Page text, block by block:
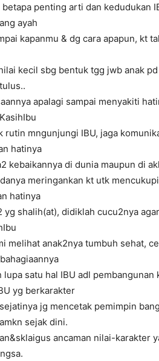
penting arti dan kedudukan
ayah
kapanmu & dg cara apapun, kt
kecil sbg bentuk tgg jwb anak
apalagi sampai menyakiti
rutin mngunjungi IBU, jaga
hatinya
kebaikannya di dunia maupun di
meringankan kt utk
hatinya
yg shalih(at), didiklah cucu2nya
melihat anak2nya tumbuh sehat,
satu hal IBU adl pembangunan
yg berkarakter
jg mencetak pemimpin
sejak dini.
ancaman nilai-karakter